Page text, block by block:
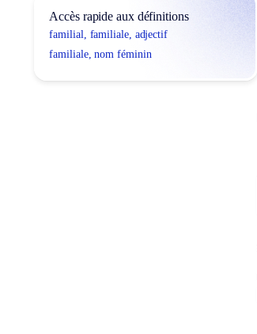
Accès rapide aux définitions
familial, familiale, adjectif
familiale, nom féminin